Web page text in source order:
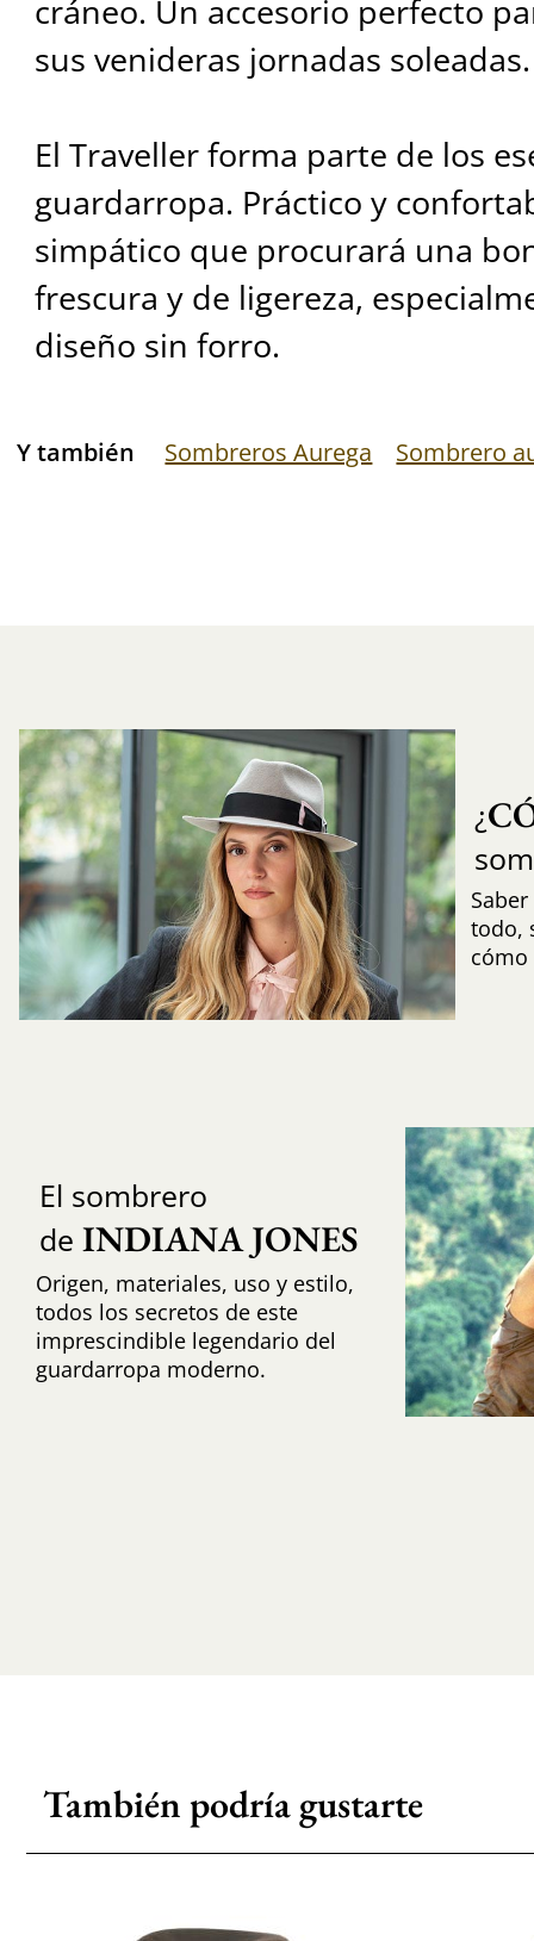
cráneo. Un accesorio perfecto
sus venideras jornadas soleadas.
El Traveller forma parte de los
guardarropa. Práctico y
simpático que procurará una
frescura y de ligereza,
diseño sin forro.
Y también Sombreros Aurega Sombrero
¿
todo,
cómo
El sombrero
de INDIANA JONES
Origen, materiales, uso y estilo,
todos los secretos de este
imprescindible legendario del
guardarropa moderno.
También podría gustarte